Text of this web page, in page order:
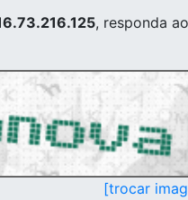
, responda
[trocar